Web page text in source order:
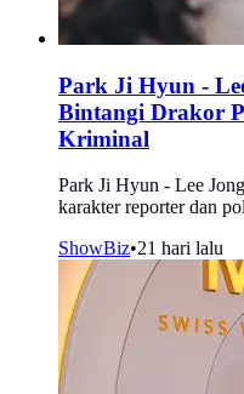
Park Ji Hyun -
Bintangi Drakor
Kriminal
Park Ji Hyun - Lee
karakter reporter dan
ShowBiz•21 hari lalu